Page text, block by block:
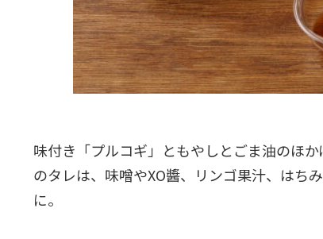
味付き「プルコギ」ともやしとごま油のほ
のタレは、味噌やXO醬、リンゴ果汁、はち
に。